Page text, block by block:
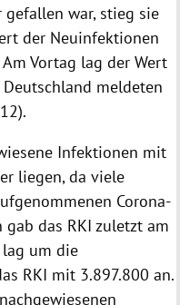
gefallen war, stieg sie
der Neuinfektionen
Vortag lag der Wert
meldeten
Infektionen mit
liegen, da viele
Corona-
das RKI zuletzt am
um die
RKI mit 3.897.800 an.